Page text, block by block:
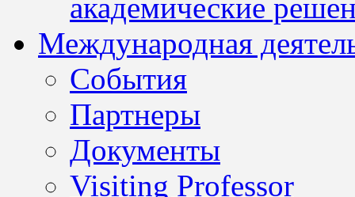
академические
Международная
События
Партнеры
Документы
Visiting Professor